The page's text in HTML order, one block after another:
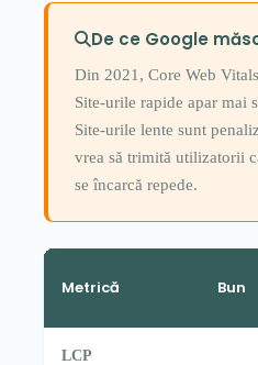
De ce Google
Din 2021, Core Web
Site-urile rapide apar mai
Site-urile lente sunt
vrea să trimită utilizatorii
se încarcă repede.
Metrică Bun
LCP